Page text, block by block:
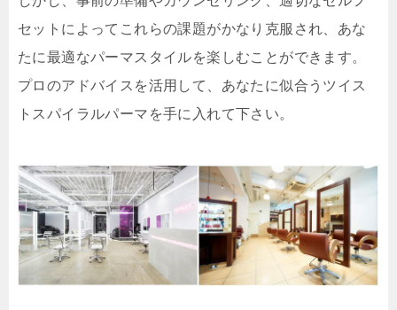
セットによってこれらの課題がかなり克服され、あな
たに最適なパーマスタイルを楽しむことができます。
プロのアドバイスを活用して、あなたに似合うツイス
トスパイラルパーマを手に入れて下さい。